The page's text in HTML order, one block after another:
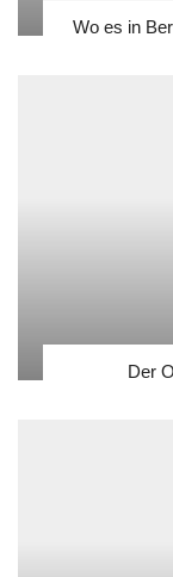
Wo es in
Der